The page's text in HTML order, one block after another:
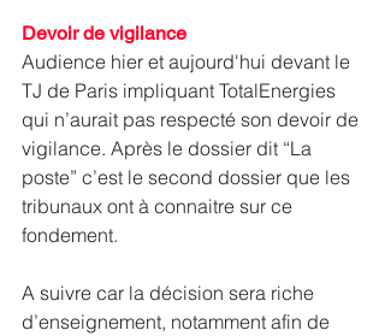
Devoir de vigilance
Audience hier et aujourd'hui devant le
TJ de Paris impliquant TotalEnergies
qui n’aurait pas respecté son devoir de
vigilance. Après le dossier dit “La
poste” c’est le second dossier que les
tribunaux ont à connaitre sur ce
fondement.
A suivre car la décision sera riche
d’enseignement, notamment afin de